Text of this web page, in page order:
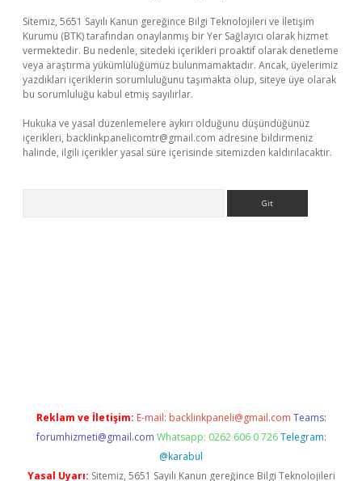
Sitemiz, 5651 Sayılı Kanun gereğince Bilgi Teknolojileri ve İletişim
Kurumu (BTK) tarafından onaylanmış bir Yer Sağlayıcı olarak hizmet
vermektedir. Bu nedenle, sitedeki içerikleri proaktif olarak denetleme
veya araştırma yükümlülüğümüz bulunmamaktadır. Ancak, üyelerimiz
yazdıkları içeriklerin sorumluluğunu taşımakta olup, siteye üye olarak
bu sorumluluğu kabul etmiş sayılırlar.
Hukuka ve yasal düzenlemelere aykırı olduğunu düşündüğünüz
içerikleri, backlinkpanelicomtr@gmail.com adresine bildirmeniz
halinde, ilgili içerikler yasal süre içerisinde sitemizden kaldırılacaktır.
Reklam ve İletişim: E-mail: backlinkpaneli@gmail.com Teams:
forumhizmeti@gmail.com Whatsapp: 0262 606 0 726 Telegram:
@karabul
Yasal Uyarı: Sitemiz, 5651 Sayılı Kanun gereğince Bilgi Teknolojileri